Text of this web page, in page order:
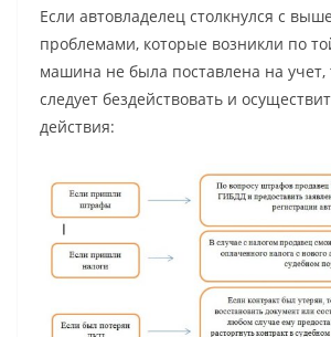
Если автовладелец столкнулся с
проблемами, которые возникли по
машина не была поставлена на учет,
следует бездействовать и
действия: